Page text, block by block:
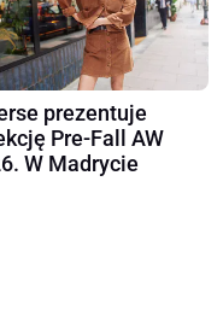
prezentuje
Pre-Fall AW
W Madrycie